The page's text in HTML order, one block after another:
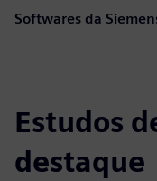
Softwares da
Estudos
destaque